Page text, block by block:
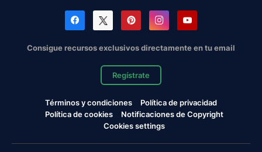
Consigue recursos exclusivos directamente en tu email
Regístrate
Términos y condiciones
Política de privacidad
Política de cookies
Notificaciones de Copyright
Cookies settings